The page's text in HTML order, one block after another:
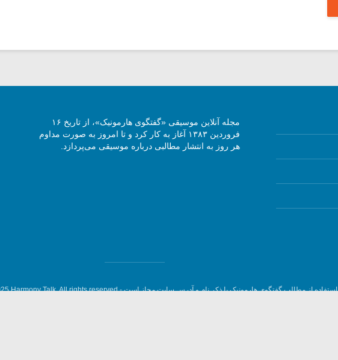
مجله آنلاین موسیقی «گفتگوی هارمونیک»، از تاریخ ۱۶
فروردین ۱۳۸۳ آغاز به کار کرد و تا امروز به صورت مداوم
هر روز به انتشار مطالبی درباره موسیقی می‌پردازد.
استفاده از مطالب گفتگوی هارمونیک با ذکر نام و آدرس سایت مجاز است -Harmony Talk, All rights reserved.